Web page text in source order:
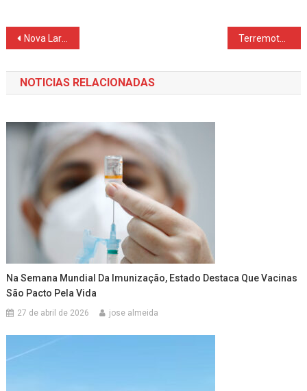
Navegação
de
Post
Nova Laranjeiras é destaque nacional em Educação Financeira. Terremotos na Venezuela podem ter de 10 mil a 100 mil vítimas, diz USGS
NOTICIAS RELACIONADAS
Na Semana Mundial Da Imunização, Estado Destaca Que Vacinas
São Pacto Pela Vida
27 de abril de 2026 jose almeida